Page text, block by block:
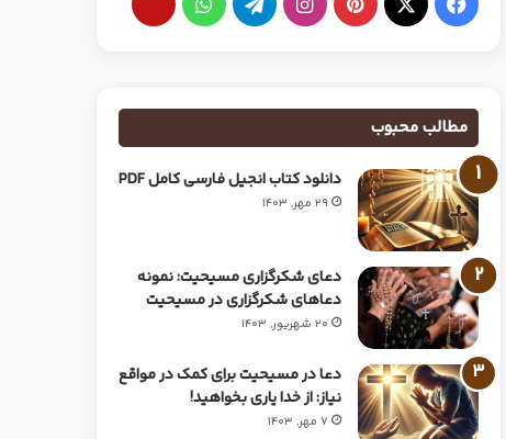
مطالب محبوب
دانلود کتاب انجیل فارسی کامل PDF
29 مهر, 1403
دعای شکرگزاری مسیحیت: نمونه
دعاهای شکرگزاری در مسیحیت
20 شهریور, 1403
دعا در مسیحیت برای کمک در مواقع
نیاز: از خدا یاری بخواهید!
7 مهر, 1403